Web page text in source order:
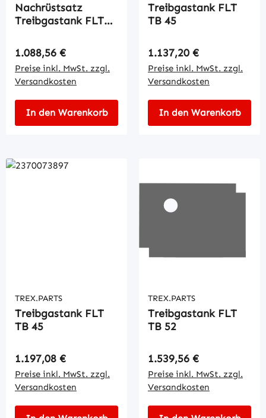
Nachrüstsatz
Treibgastank FLT
Regulärer Preis:
1.088,56 €
Preise inkl. MwSt. zzgl.
Versandkosten
In den Warenkorb
Treibgastank FLT
TB 45
Regulärer Preis:
1.137,20 €
Preise inkl. MwSt. zzgl.
Versandkosten
In den Warenkorb
TREX.PARTS
Treibgastank FLT
TB 45
Regulärer Preis:
1.197,08 €
Preise inkl. MwSt. zzgl.
Versandkosten
TREX.PARTS
Treibgastank FLT
TB 52
Regulärer Preis:
1.539,56 €
Preise inkl. MwSt. zzgl.
Versandkosten